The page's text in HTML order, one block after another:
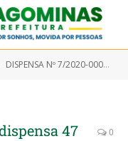
DISPENSA Nº 7/2020-00047 (Aquisição de testes rápidos)
47 0